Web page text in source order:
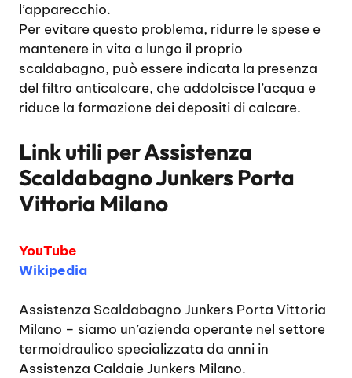
l’apparecchio.
Per evitare questo problema, ridurre le spese e
mantenere in vita a lungo il proprio
scaldabagno, può essere indicata la presenza
del filtro anticalcare, che addolcisce l’acqua e
riduce la formazione dei depositi di calcare.
Link utili perAssistenza
Scaldabagno Junkers Porta
Vittoria Milano
YouTube
Wikipedia
Assistenza Scaldabagno Junkers Porta Vittoria
Milano – siamo un’azienda operante nel settore
termoidraulico specializzata da anni in
Assistenza Caldaie Junkers Milano.